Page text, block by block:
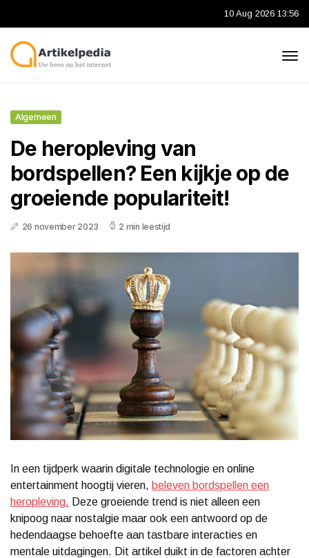
10 Aug 2026 13:56
Algemeen
De heropleving van
bordspellen? Een kijkje op de
groeiende populariteit!
26 november 2023 2 min leestijd
In een tijdperk waarin digitale technologie en online
entertainment hoogtij vieren, beleven bordspellen een
heropleving. Deze groeiende trend is niet alleen een
knipoog naar nostalgie maar ook een antwoord op de
hedendaagse behoefte aan tastbare interacties en
mentale uitdagingen. Dit artikel duikt in de factoren achter